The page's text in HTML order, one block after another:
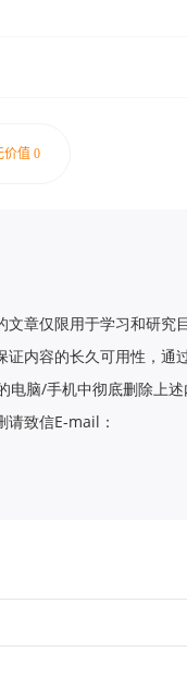
章仅限用于学习和研究
内容的长久可用性，通
电脑/手机中彻底删除上
致信E-mail：